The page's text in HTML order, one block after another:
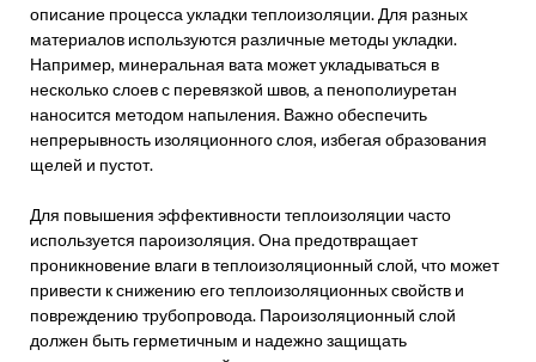
описание процесса укладки теплоизоляции. Для разных
материалов используются различные методы укладки.
Например, минеральная вата может укладываться в
несколько слоев с перевязкой швов, а пенополиуретан
наносится методом напыления. Важно обеспечить
непрерывность изоляционного слоя, избегая образования
щелей и пустот.
Для повышения эффективности теплоизоляции часто
используется пароизоляция. Она предотвращает
проникновение влаги в теплоизоляционный слой, что может
привести к снижению его теплоизоляционных свойств и
повреждению трубопровода. Пароизоляционный слой
должен быть герметичным и надежно защищать